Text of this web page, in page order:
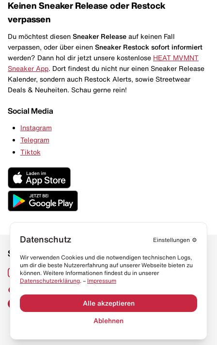
Keinen Sneaker Release oder Restock
verpassen
Du möchtest diesen Sneaker Release auf keinen Fall
verpassen, oder über einen Sneaker Restock sofort informiert
werden? Dann hol dir jetzt unsere kostenlose HEAT MVMNT
Sneaker App . Dort findest du nicht nur einen Sneaker Release
Kalender, sondern auch Restock Alerts, sowie Streetwear
Deals & Neuheiten. Schau gerne rein!
Social Media
Instagram
Telegram
Tiktok
Social Media
Instagram
Links
Sneaker Lexikon
Resell Guide
Datenschutz
Datenschutz Einstellungen ⚙️
Wir verwenden Cookies und die notwendigen technischen Logs,
um dir die beste Nutzererfahrung auf unserer Webseite bieten zu
können. Weitere Informationen findest du in unserer
Datenschutzerklärung. – Impressum
Alle akzeptieren
Ablehnen